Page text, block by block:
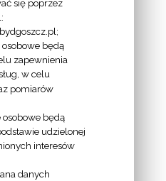
się poprzez
będą
zapewnienia
w celu
pomiarów
będą
udzielonej
interesów
danych